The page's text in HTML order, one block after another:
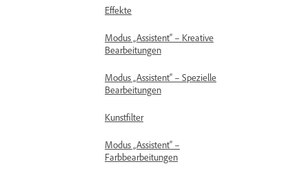
Effekte
Modus „Assistent“ – Kreative
Bearbeitungen
Modus „Assistent“ – Spezielle
Bearbeitungen
Kunstfilter
Modus „Assistent“ –
Farbbearbeitungen